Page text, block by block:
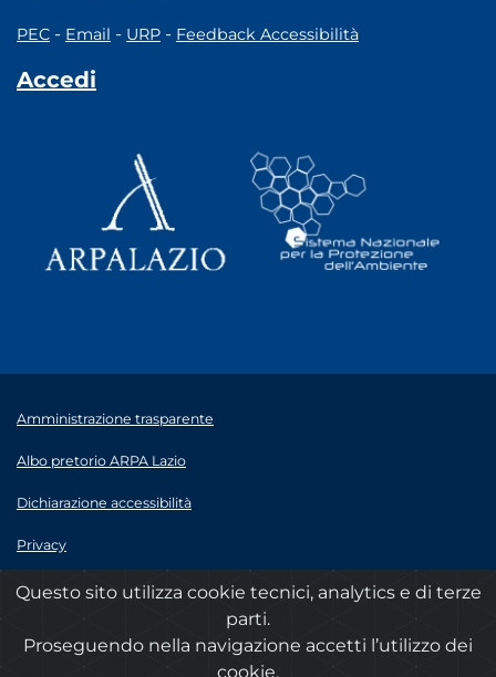
PEC - Email - URP - Feedback Accessibilità
Accedi
Amministrazione trasparente
Albo pretorio ARPA Lazio
Dichiarazione accessibilità
Privacy
Note legali
© 2020 ARPA Lazio - P.Iva 00915900575
Questo sito utilizza cookie tecnici, analytics e di terze
parti.
Proseguendo nella navigazione accetti l’utilizzo dei
cookie.